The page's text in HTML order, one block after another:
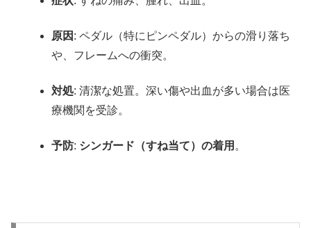
原因 : ペダル（特にピンペダル）からの滑り落ち
や、フレームへの衝突。
対処: 清潔な処置。深い傷や出血が多い場合は医
療機関を受診。
予防: シンガード（すね当て）の着用 。